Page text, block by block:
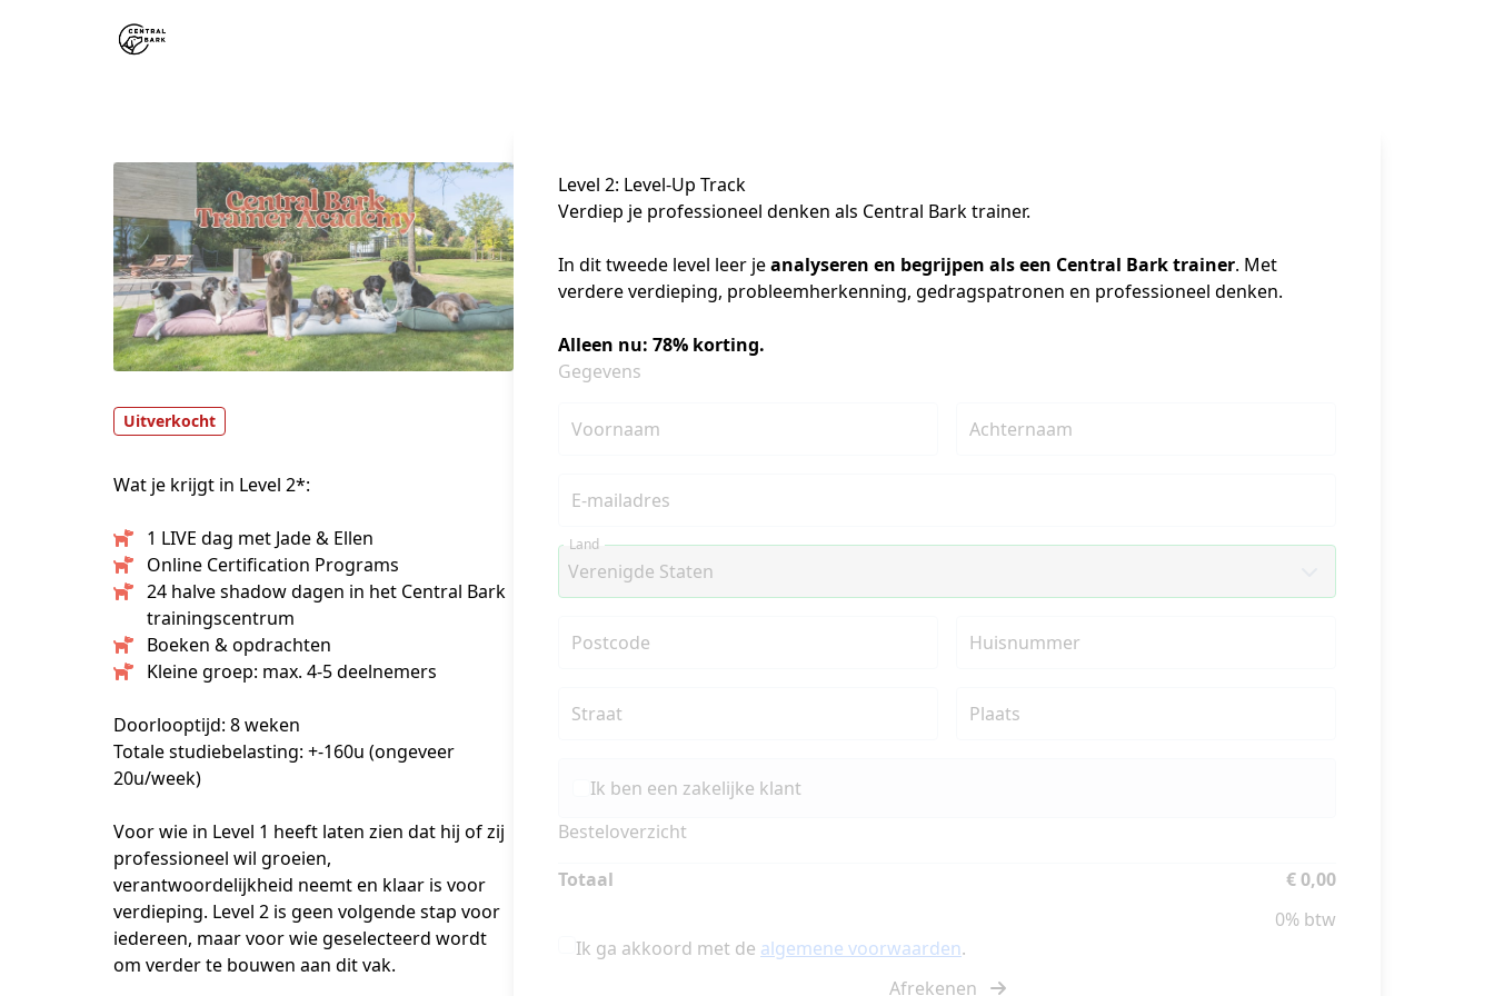
Uitverkocht
Wat je krijgt in Level 2*:
1 LIVE dag met Jade & Ellen
Online Certification Programs
24 halve shadow dagen in het Central Bark
trainingscentrum
Boeken & opdrachten
Kleine groep: max. 4-5 deelnemers
Doorlooptijd: 8 weken
Totale studiebelasting: +-160u (ongeveer
20u/week)
Voor wie in Level 1 heeft laten zien dat hij of zij
professioneel wil groeien,
verantwoordelijkheid neemt en klaar is voor
verdieping. Level 2 is geen volgende stap voor
iedereen, maar voor wie geselecteerd wordt
om verder te bouwen aan dit vak.
Level 2: Level-Up Track
Verdiep je professioneel denken als Central Bark trainer.
In dit tweede level leer je analyseren en begrijpen als een Central Bark trainer. Met
verdere verdieping, probleemherkenning, gedragspatronen en professioneel denken.
Alleen nu: 78% korting.
Gegevens
Voornaam Achternaam
E-mailadres
Land
Postcode Huisnummer
Straat Plaats
Ik ben een zakelijke klant
Besteloverzicht
Totaal
€ 0,00
0% btw
Ik ga akkoord met de algemene voorwaarden.
Afrekenen